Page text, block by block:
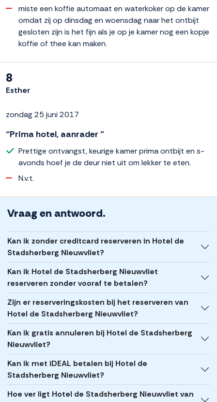
miste een koffie automaat en waterkoker op de kamer
omdat zij op dinsdag en woensdag naar het ontbijt
gesloten zijn is het fijn als je op je kamer nog een kopje
koffie of thee kan maken.
8
Esther
zondag 25 juni 2017
“Prima hotel, aanrader ”
Prettige ontvangst, keurige kamer prima ontbijt en s-
avonds hoef je de deur niet uit om lekker te eten.
N.v.t.
Vraag en antwoord.
Kan ik zonder creditcard reserveren in Hotel de
Stadsherberg Nieuwvliet?
Kan ik Hotel de Stadsherberg Nieuwvliet
reserveren zonder vooraf te betalen?
Zijn er reserveringskosten bij het reserveren van
Hotel de Stadsherberg Nieuwvliet?
Kan ik gratis annuleren bij Hotel de Stadsherberg
Nieuwvliet?
Kan ik met iDEAL betalen bij Hotel de
Stadsherberg Nieuwvliet?
Hoe ver ligt Hotel de Stadsherberg Nieuwvliet van